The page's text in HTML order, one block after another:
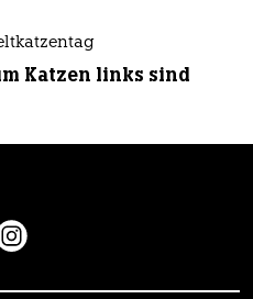
Katzen links sind